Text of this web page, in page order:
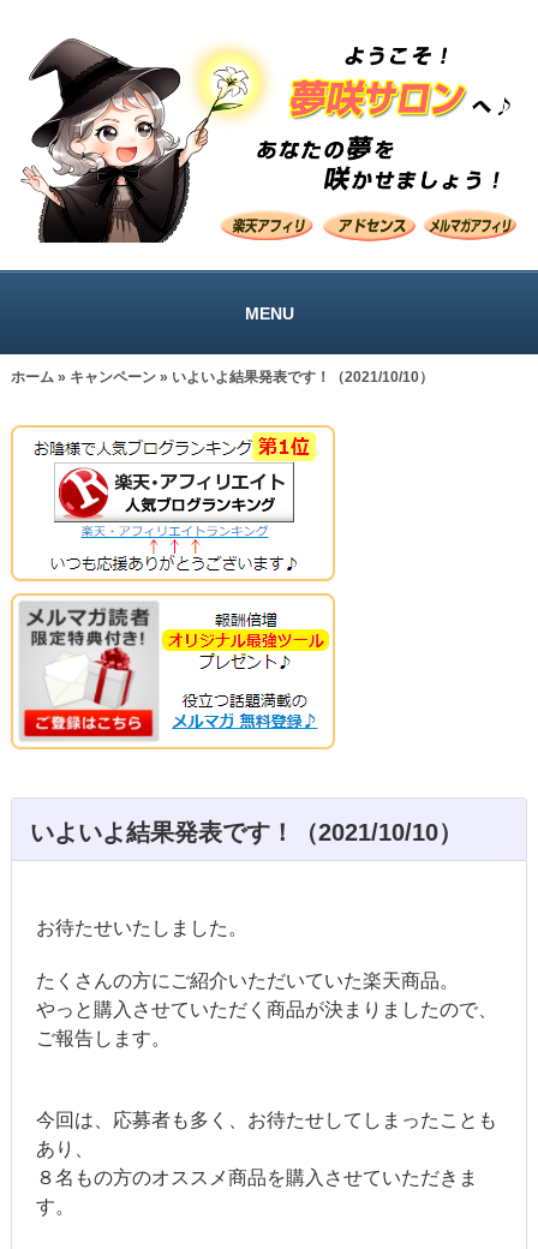
MENU
ホーム» キャンペーン» いよいよ結果発表です！（2021/10/10）
いよいよ結果発表です！（2021/10/10）
お待たせいたしました。
たくさんの方にご紹介いただいていた楽天商品。
やっと購入させていただく商品が決まりましたので、
ご報告します。
今回は、応募者も多く、お待たせしてしまったことも
あり、
８名もの方のオススメ商品を購入させていただきま
す。